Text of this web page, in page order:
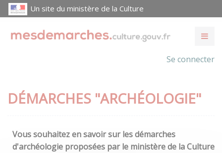
Un site du ministère de la Culture
Se connecter
DÉMARCHES "ARCHÉOLOGIE"
Vous souhaitez en savoir sur les démarches
d'archéologie proposées par le ministère de la Culture